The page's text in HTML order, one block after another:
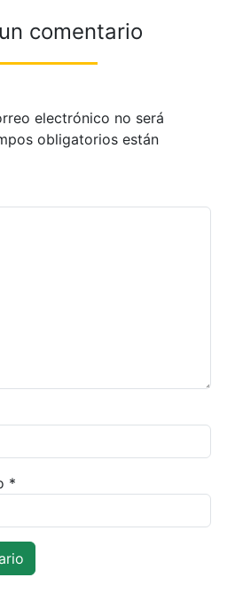
comentario
electrónico no será
obligatorios están
*